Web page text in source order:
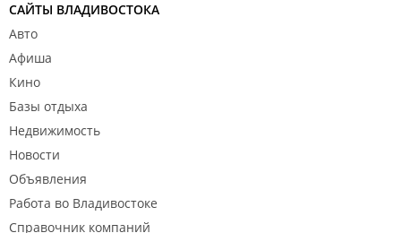
САЙТЫ ВЛАДИВОСТОКА
Авто
Афиша
Кино
Базы отдыха
Недвижимость
Новости
Объявления
Работа во Владивостоке
Справочник компаний